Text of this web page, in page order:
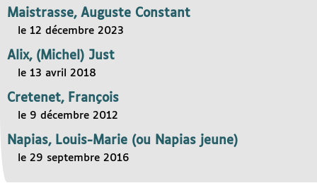
Maistrasse, Auguste Constant
le 12 décembre 2023
Alix, (Michel) Just
le 13 avril 2018
Cretenet, François
le 9 décembre 2012
Napias, Louis-Marie (ou Napias jeune)
le 29 septembre 2016